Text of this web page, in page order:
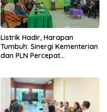
Listrik Hadir, Harapan
Tumbuh: Sinergi Kementerian
dan PLN Percepat